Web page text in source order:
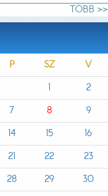
TÖBB >>
P SZ
V
1
2
7 8
9
14 15
16
21 22
23
28 29
30